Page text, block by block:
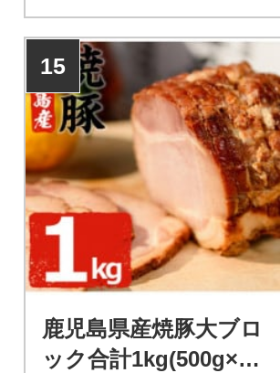
15
鹿児島県産焼豚大ブロ
ック合計1kg(500g×2